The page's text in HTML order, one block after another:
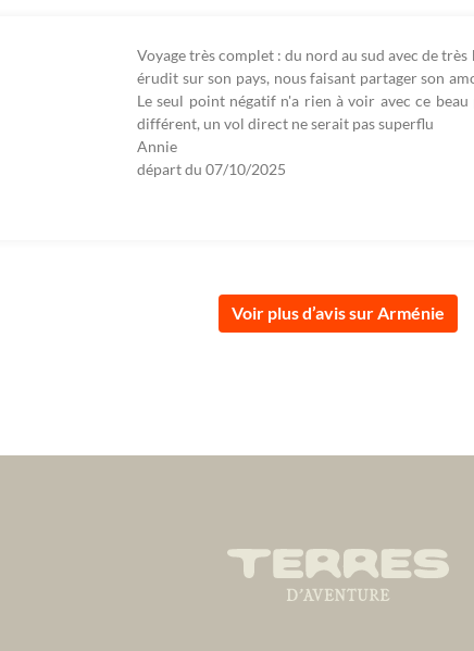
Voyage très complet : du nord au sud avec de
érudit sur son pays, nous faisant partager son
Le seul point négatif n'a rien à voir avec ce
différent, un vol direct ne serait pas superflu
Annie
départ du 07/10/2025
Voir plus d’avis sur Arménie